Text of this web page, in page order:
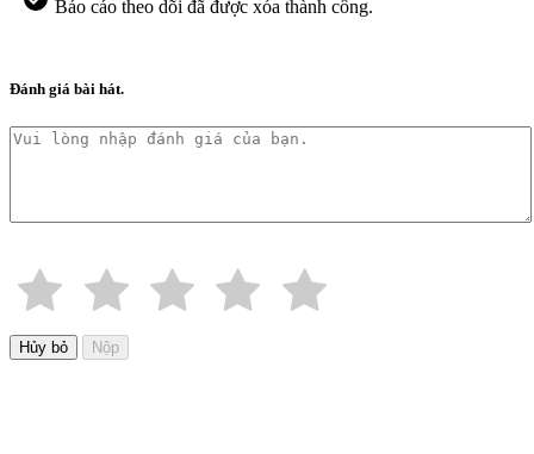
Báo cáo theo dõi đã được xóa thành công.
Đánh giá bài hát.
Hủy bỏ Nộp